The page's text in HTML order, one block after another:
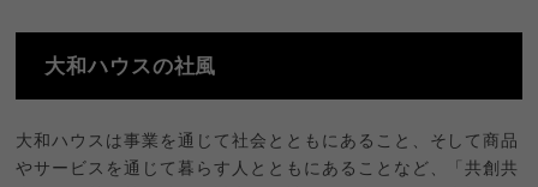
大和ハウスの社風
大和ハウスは事業を通じて社会とともにあること、そして商品
やサービスを通じて暮らす人とともにあることなど、「共創共